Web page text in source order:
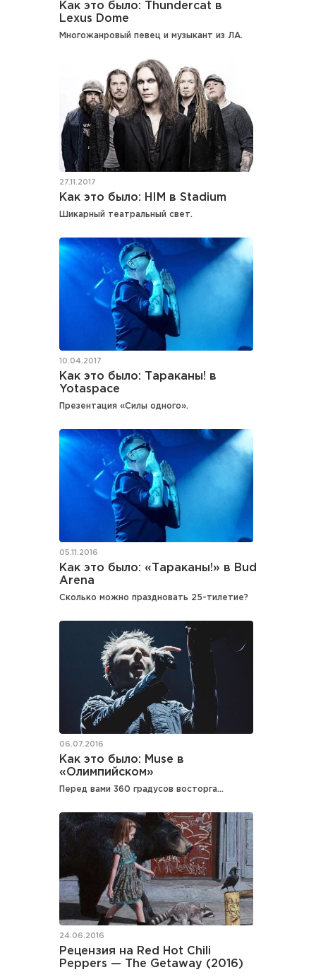
Как это было: Thundercat в
Lexus Dome
Многожанровый певец и музыкант из ЛА.
27.11.2017
Как это было: HIM в Stadium
Шикарный театральный свет.
10.04.2017
Как это было: Тараканы! в
Yotaspace
Презентация «Силы одного».
05.11.2016
Как это было: «Тараканы!» в Bud
Arena
Сколько можно праздновать 25-тилетие?
06.07.2016
Как это было: Muse в
«Олимпийском»
Перед вами 360 градусов восторга…
24.06.2016
Рецензия на Red Hot Chili
Peppers — The Getaway (2016)